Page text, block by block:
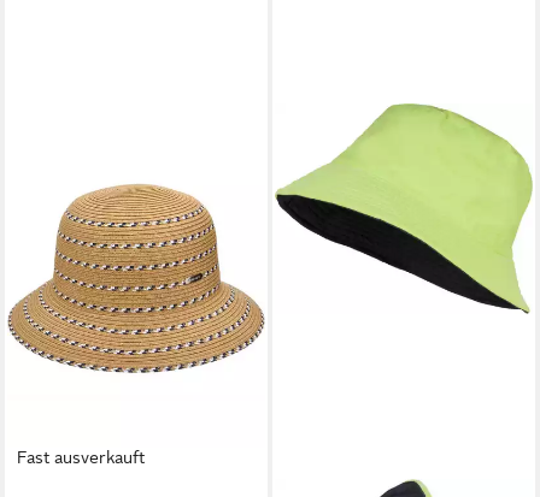
Fast ausverkauft